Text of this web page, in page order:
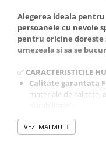
Alegerea ideala
persoanele cu nevoie
pentru oricine doreste
umezeala si sa se
✅ CARACTERISTICILE
Calitate garantata
materiale de calitate,
Material premium
hipoalergenica
VEZI MAI MULT